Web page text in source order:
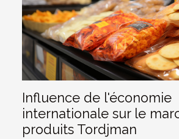
Influence de l'économie
internationale sur le
produits Tordjman